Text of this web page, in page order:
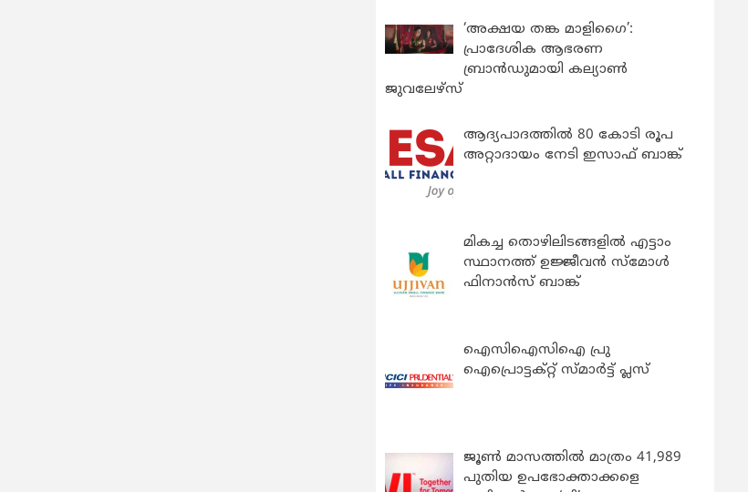
‘അക്ഷയ തങ്ക മാളിഗൈ’:
പ്രാദേശിക ആഭരണ
ബ്രാന്‍ഡുമായി കല്യാണ്‍
ജുവലേഴ്‌സ്
ആദ്യപാദത്തിൽ 80 കോടി രൂപ
അറ്റാദായം നേടി ഇസാഫ് ബാങ്ക്
മികച്ച തൊഴിലിടങ്ങളിൽ എട്ടാം
സ്ഥാനത്ത് ഉജ്ജീവൻ സ്മോൾ
ഫിനാൻസ് ബാങ്ക്
ഐസിഐസിഐ പ്രു
ഐപ്രൊട്ടക്റ്റ് സ്മാർട്ട് പ്ലസ്
ജൂൺ മാസത്തിൽ മാത്രം 41,989
പുതിയ ഉപഭോക്താക്കളെ